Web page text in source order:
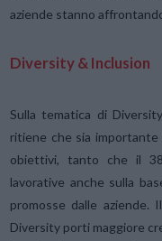
aziende stanno
Diversity & Inclusion
Sulla tematica di
ritiene che sia importante
obiettivi, tanto che il
lavorative anche sulla
promosse dalle aziende.
Diversity porti maggiore